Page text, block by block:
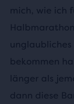
mich, wie ich
unglaubliches
bekommen
länger als
dann diese